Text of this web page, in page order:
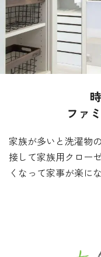
ファ
家族が多いと洗濯物
接して家族用クロー
くなって家事が楽に